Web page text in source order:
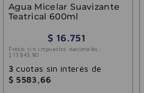
Agua Micelar Suavizante
Teatrical 600ml
$ 16.751
Precio sin impuestos nacionales:
$ 13 .843 , 80
3 cuotas sin interés de
$ 5583,66